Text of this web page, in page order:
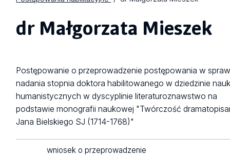
dr Małgorzata Mieszek
Postępowanie o przeprowadzenie postępowania w
nadania stopnia doktora habilitowanego w dziedzinie
humanistycznych w dyscyplinie literaturoznawstwo na
podstawie monografii naukowej "Twórczość
Jana Bielskiego SJ (1714-1768)"
wniosek o przeprowadzenie